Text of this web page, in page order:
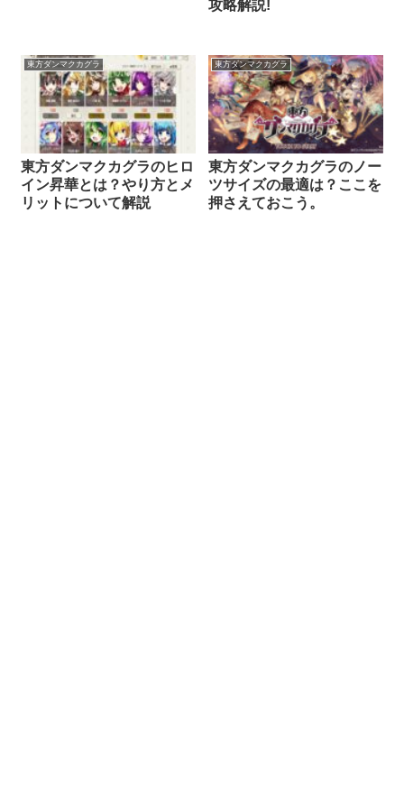
攻略解説!
東方ダンマクカグラ
東方ダンマクカグラのヒロ
イン昇華とは？やり方とメ
リットについて解説
東方ダンマクカグラ
東方ダンマクカグラのノー
ツサイズの最適は？ここを
押さえておこう。